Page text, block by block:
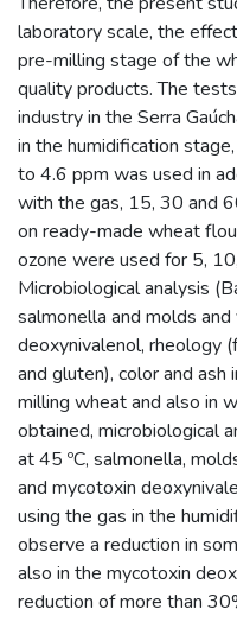
laboratory scale, the
pre-milling stage of the
quality products. The
industry in the Serra
in the humidification
to 4.6 ppm was used in
with the gas, 15, 30 and
on ready-made wheat
ozone were used for 5,
Microbiological analysis
salmonella and molds
deoxynivalenol, rheology
and gluten), color and
milling wheat and also in
obtained, microbiological
at 45 ºC, salmonella,
and mycotoxin
using the gas in the
observe a reduction in
also in the mycotoxin
reduction of more than